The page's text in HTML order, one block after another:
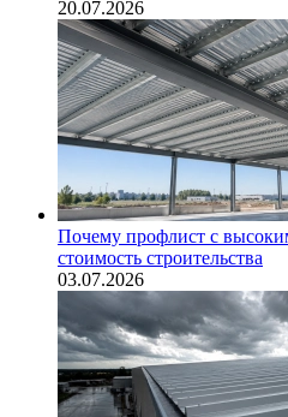
20.07.2026
Почему профлист с
стоимость строительства
03.07.2026